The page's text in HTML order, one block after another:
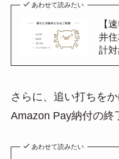
あわせて読みたい
【
井
計
さらに、追い打ちを
Amazon Pay納付の終
あわせて読みたい